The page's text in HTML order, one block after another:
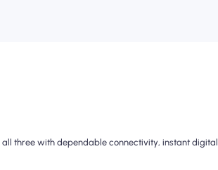
three with dependable connectivity, instant digital